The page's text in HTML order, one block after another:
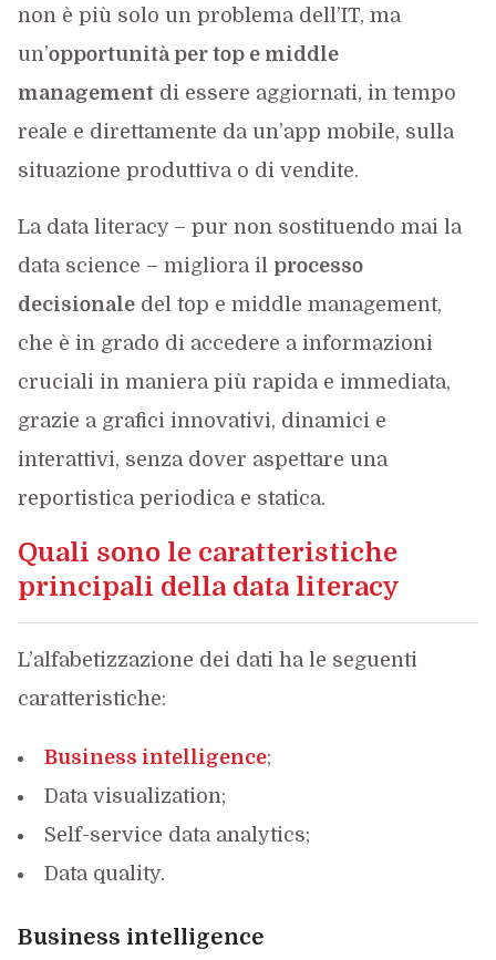
non è più solo un problema dell’IT, ma
un’opportunità per top e middle
managementdi essere aggiornati, in tempo
reale e direttamente da un’app mobile, sulla
situazione produttiva o di vendite.
La data literacy – pur non sostituendo mai la
data science – migliora il processo
decisionaledel top e middle management,
che è in grado di accedere a informazioni
cruciali in maniera più rapida e immediata,
grazie a grafici innovativi, dinamici e
interattivi, senza dover aspettare una
reportistica periodica e statica.
Quali sono le caratteristiche
principali della data literacy
L’alfabetizzazione dei dati ha le seguenti
caratteristiche:
Business intelligence;
Data visualization;
Self-service data analytics;
Data quality.
Business intelligence